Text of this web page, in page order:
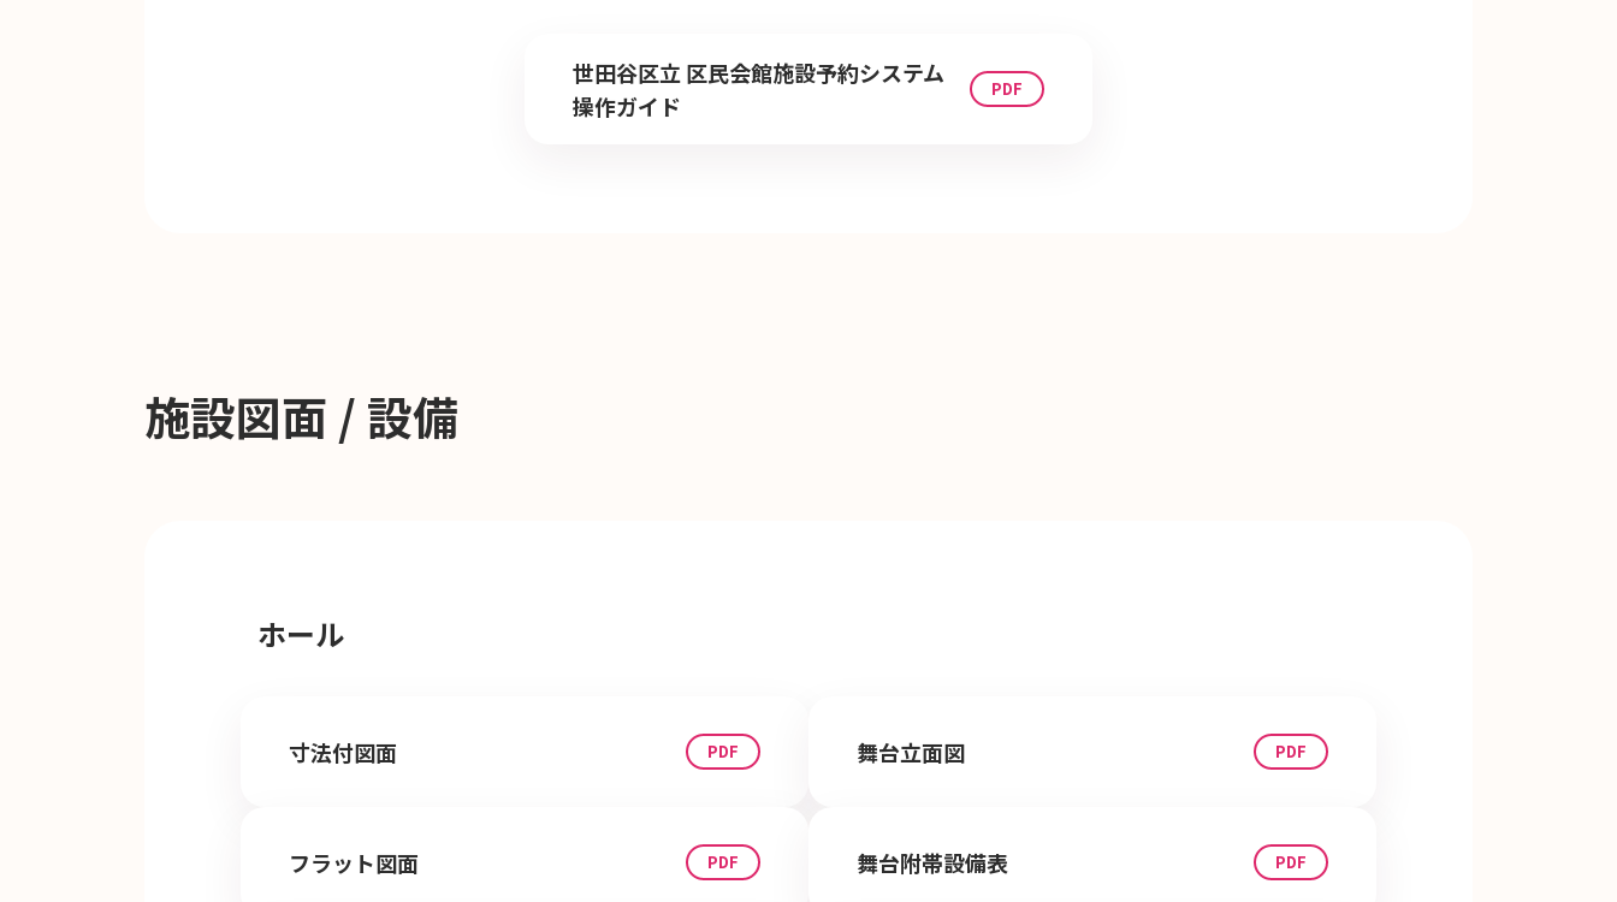
世田谷区立 区民会館施設予約システム
操作ガイド
施設図面 / 設備
ホール
寸法付図面 舞台立面図
フラット図面 舞台附帯設備表